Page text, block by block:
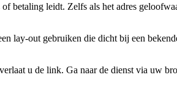
betaling leidt. Zelfs als het adres
lay-out gebruiken die dicht bij een
u de link. Ga naar de dienst via uw